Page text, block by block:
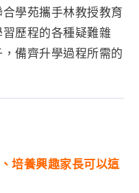
學苑攜手林教授教育
歷程的各種疑難雜
備齊升學過程所需的
培養興趣家長可以這